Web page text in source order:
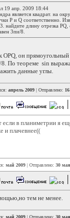
19 апр. 2009 18:44
является квадрат. на
P и Q соответственно.
найдите длину отрезка
3пи/8.
ОРQ, он
8. По теореме sin
данные углы.
апрель 2009 | Отправлено:
в планиметрии я
и плачевнее((
май 2009 | Отправлено: 30
тем не менее.
май 2009 | Отправлено: 30